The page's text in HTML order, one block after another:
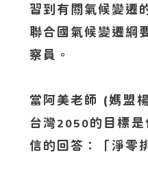
習到有關氣候變遷
聯合國氣候變遷綱
察員。
當阿美老師 (媽盟
台灣2050的目標是
信的回答：「淨零